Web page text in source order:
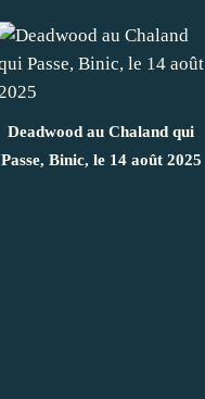
Deadwood au Chaland qui
Passe, Binic, le 14 août 2025